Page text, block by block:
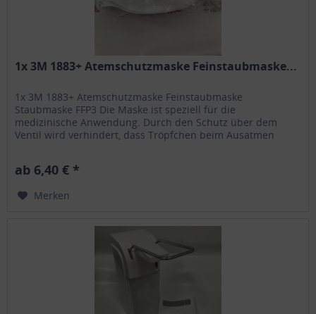
1x 3M 1883+ Atemschutzmaske Feinstaubmaske...
1x 3M 1883+ Atemschutzmaske Feinstaubmaske
Staubmaske FFP3 Die Maske ist speziell für die
medizinische Anwendung. Durch den Schutz über dem
Ventil wird verhindert, dass Tröpfchen beim Ausatmen
ab 6,40 € *
Merken